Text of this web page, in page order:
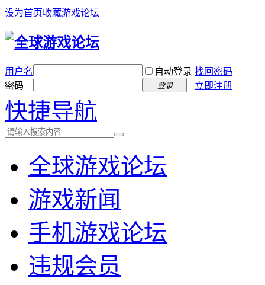
设为首页收藏游戏论坛
用户名 自动登录 找回密码
密码
登录 立即注册
快捷导航
全球游戏论坛
游戏新闻
手机游戏论坛
违规会员